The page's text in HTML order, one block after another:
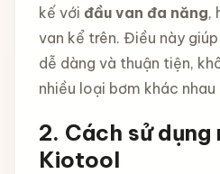
kế với đầu van đa năng,
van kể trên. Điều này
dễ dàng và thuận tiện,
nhiều loại bơm khác
2. Cách sử dụng
Kiotool